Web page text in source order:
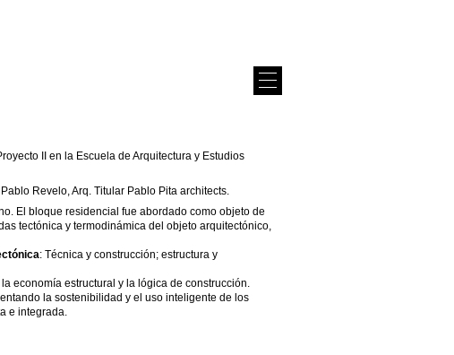
II en la Escuela de Arquitectura y Estudios
Revelo, Arq. Titular Pablo Pita architects.
El bloque residencial fue abordado como objeto de
tectónica y termodinámica del objeto arquitectónico,
: Técnica y construcción; estructura y
economía estructural y la lógica de construcción.
la sostenibilidad y el uso inteligente de los
e integrada.